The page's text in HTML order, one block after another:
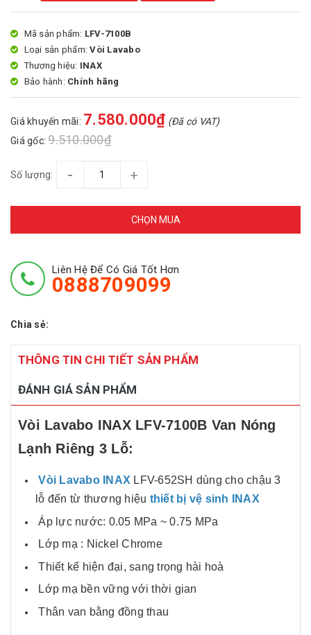
Mã sản phẩm: LFV-7100B
Loại sản phẩm:Vòi Lavabo
Thương hiệu: INAX
Bảo hành: Chính hãng
Giá khuyến mãi: 7.580.000₫ (Đã có VAT)
Giá gốc:9.510.000₫
Số lượng: - +
CHỌN MUA
Liên Hệ Để Có Giá Tốt Hơn
0888709099
Chia sẻ:
THÔNG TIN CHI TIẾT SẢN PHẨM
ĐÁNH GIÁ SẢN PHẨM
Vòi Lavabo INAX LFV-7100B Van Nóng
Lạnh Riêng 3 Lỗ:
Vòi Lavabo INAX LFV-652SH dùng cho chậu 3
lỗ đến từ thương hiệu thiết bị vệ sinh INAX
Áp lực nước: 0.05 MPa ~ 0.75 MPa
Lớp mạ : Nickel Chrome
Thiết kế hiện đại, sang trọng hài hoà
Lớp mạ bền vững với thời gian
Thân van bằng đồng thau